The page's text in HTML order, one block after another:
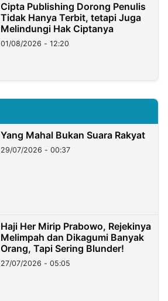
Cipta Publishing Dorong Penulis
Tidak Hanya Terbit, tetapi Juga
Melindungi Hak Ciptanya
01/08/2026 - 12:20
Yang Mahal Bukan Suara Rakyat
29/07/2026 - 00:37
Haji Her Mirip Prabowo, Rejekinya
Melimpah dan Dikagumi Banyak
Orang, Tapi Sering Blunder!
27/07/2026 - 05:05